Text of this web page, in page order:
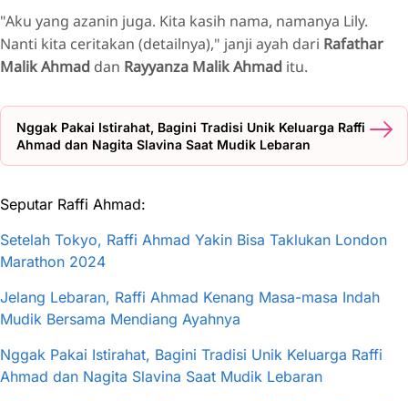
"Aku yang azanin juga. Kita kasih nama, namanya Lily.
Nanti kita ceritakan (detailnya)," janji ayah dari Rafathar
Malik Ahmad dan Rayyanza Malik Ahmad itu.
Nggak Pakai Istirahat, Bagini Tradisi Unik Keluarga Raffi
Ahmad dan Nagita Slavina Saat Mudik Lebaran
Seputar Raffi Ahmad:
Setelah Tokyo, Raffi Ahmad Yakin Bisa Taklukan London
Marathon 2024
Jelang Lebaran, Raffi Ahmad Kenang Masa-masa Indah
Mudik Bersama Mendiang Ayahnya
Nggak Pakai Istirahat, Bagini Tradisi Unik Keluarga Raffi
Ahmad dan Nagita Slavina Saat Mudik Lebaran